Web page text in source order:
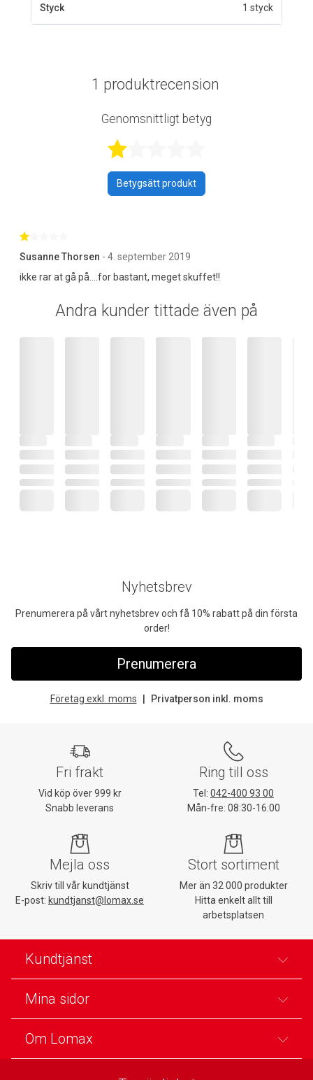
Styck 1 styck
1 produktrecension
Genomsnittligt betyg
Betygsätt produkt
Susanne Thorsen - 4. september 2019
ikke rar at gå på....for bastant, meget skuffet!!
Andra kunder tittade även på
Nyhetsbrev
Prenumerera på vårt nyhetsbrev och få 10% rabatt på din första
order!
Prenumerera
Företag exkl. moms Privatperson inkl. moms
Fri frakt
Vid köp över 999 kr
Snabb leverans
Ring till oss
Tel: 042-400 93 00
Mån-fre: 08:30-16:00
Mejla oss
Skriv till vår kundtjänst
E-post: kundtjanst@lomax.se
Stort sortiment
Mer än 32 000 produkter
Hitta enkelt allt till
arbetsplatsen
Kundtjänst
Mina sidor
Om Lomax